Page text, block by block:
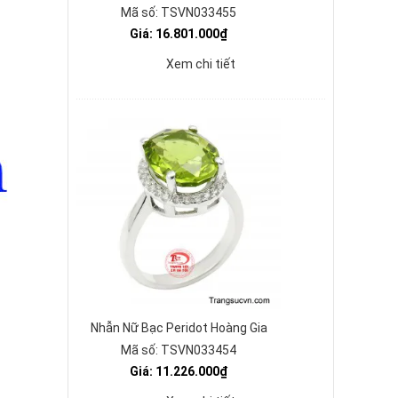
Mã số: TSVN033455
Giá: 16.801.000₫
Xem chi tiết
Nhẫn Nữ Bạc Peridot Hoàng Gia
Mã số: TSVN033454
Giá: 11.226.000₫